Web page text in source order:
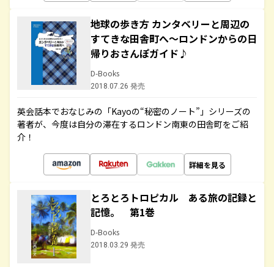
地球の歩き方 カンタベリーと周辺の
すてきな田舎町へ～ロンドンからの日
帰りおさんぽガイド♪
D-Books
2018.07.26 発売
英会話本でおなじみの「Kayoの“秘密のノート”」シリーズの
著者が、今度は自分の滞在するロンドン南東の田舎町をご紹
介！
詳細を見る
とろとろトロピカル ある旅の記録と
記憶。 第1巻
D-Books
2018.03.29 発売